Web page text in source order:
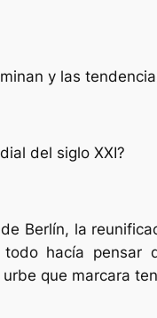
y las
del siglo XXI?
Berlín, la
todo hacía
que marcara